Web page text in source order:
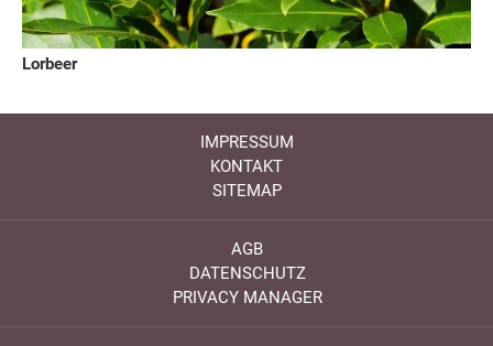
Lorbeer
IMPRESSUM
KONTAKT
SITEMAP
AGB
DATENSCHUTZ
PRIVACY MANAGER